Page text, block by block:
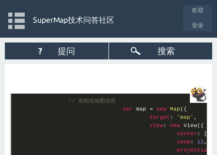
欢迎
登录
SuperMap技术问答社区
? 提问 搜索
// 初始化地图信息
var map = new Map({
target : 'map' ,
view: new View({
center : [
zoom : 12 ,
projection